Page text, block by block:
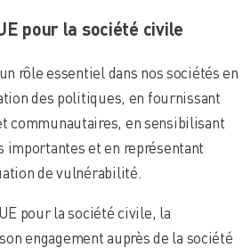
pour la société civile
rôle essentiel dans nos sociétés en
des politiques, en fournissant
communautaires, en sensibilisant
importantes et en représentant
de vulnérabilité.
pour la société civile, la
engagement auprès de la société